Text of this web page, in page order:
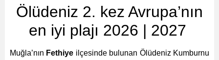
Ölüdeniz 2. kez Avrupa’nın
en iyi plajı 2026 | 2027
Muğla’nın Fethiye ilçesinde bulunan Ölüdeniz Kumburnu